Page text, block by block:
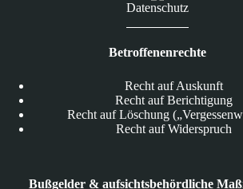
Datenschutz
Betroffenenrechte
Recht auf Auskunft
Recht auf Berichtigung
Recht auf Löschung
Recht auf Widerspruch
Bußgelder & aufsichtsbehördliche